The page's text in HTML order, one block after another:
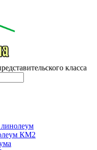
класса
КМ2